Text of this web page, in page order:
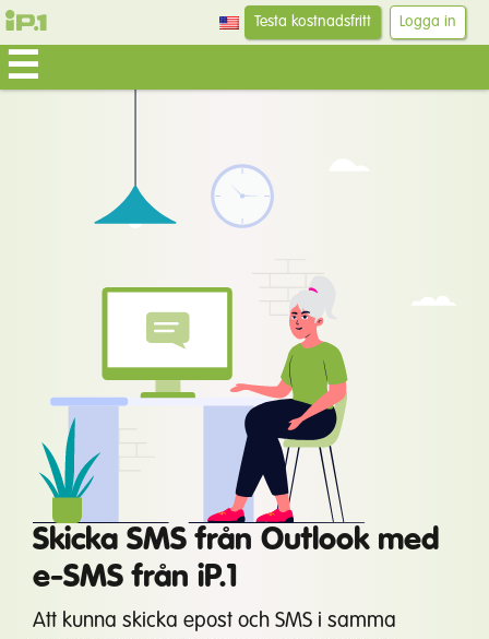
Testa kostnadsfritt Logga in
Skicka SMS från Outlook med
e-SMS från iP.1
Att kunna skicka epost och SMS i samma